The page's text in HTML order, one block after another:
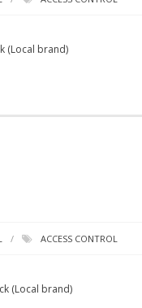
(Local brand)
ACCESS CONTROL
(Local brand)